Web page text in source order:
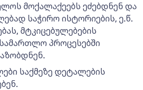
მოქალაქეებს ეძებდნენ და
საჭირო ისტორიების, ე.წ.
მტკიცებულებების
პროცესებში
საქმეზე დეტალების